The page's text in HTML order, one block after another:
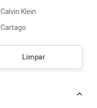
Calvin Klein
Cartago
Comfortflex
Confort Way